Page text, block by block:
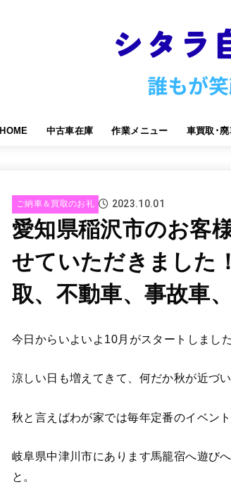
HOME 中古車在庫 作業メニュー 車買取･
ご納車＆買取のお礼 2023.10.01
愛知県稲沢市のお客
せていただきました
取、不動車、事故車
今日からいよいよ10月がスタートしました
涼しい日も増えてきて、何だか秋が近づ
秋と言えばわが家では毎年定番のイベン
岐阜県中津川市にあります馬籠宿へ遊び
と。